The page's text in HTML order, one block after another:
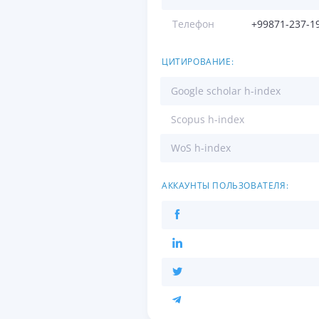
Телефон +99871-237-
ЦИТИРОВАНИЕ:
Google scholar h-index
Scopus h-index
WoS h-index
АККАУНТЫ ПОЛЬЗОВАТЕЛЯ: